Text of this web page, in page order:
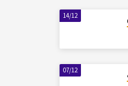
14/12
07/12